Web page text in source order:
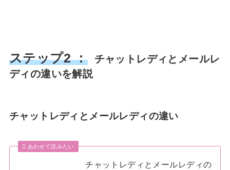
ステップ2 ：チャットレディとメールレ
ディの違いを解説
チャットレディとメールレディの違い
あわせて読みたい
チャットレディとメールレディの